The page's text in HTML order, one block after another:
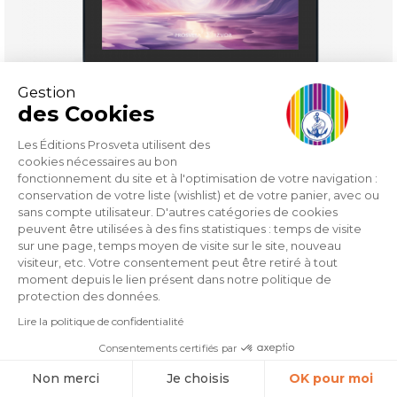
Gestion
des Cookies
Les Éditions Prosveta utilisent des
cookies nécessaires au bon
fonctionnement du site et à l'optimisation de votre navigation :
conservation de votre liste (wishlist) et de votre panier, avec ou
sans compte utilisateur. D'autres catégories de cookies
peuvent être utilisées à des fins statistiques : temps de visite
sur une page, temps moyen de visite sur le site, nouveau
visiteur, etc. Votre consentement peut être retiré à tout
moment depuis le lien présent dans notre politique de
protection des données.
Lire la politique de confidentialité
Consentements certifiés par
Non merci Je choisis OK pour moi
La vie psychique : éléments et structures (eBook)
Price
€6.49